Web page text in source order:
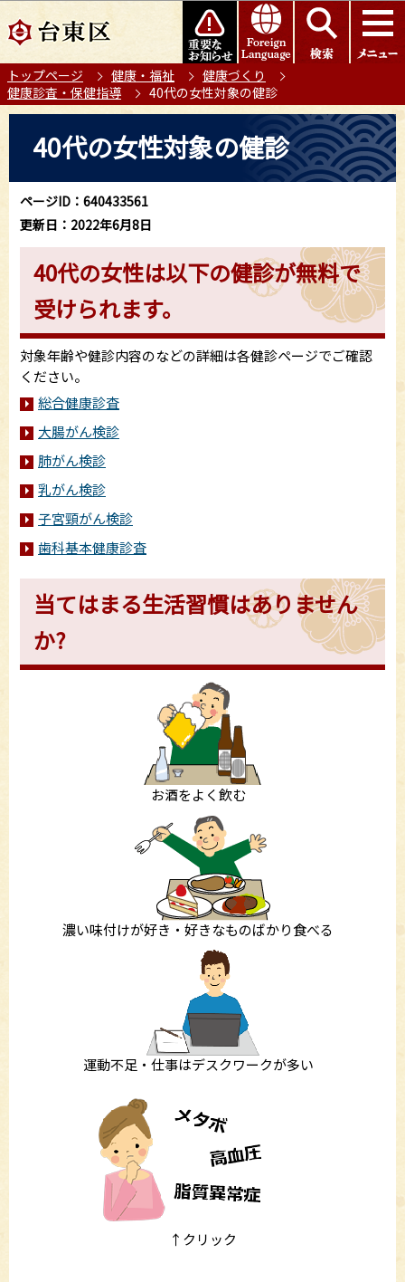
の
ー
ジ
このページの本文へ移動
トップページ 健康・福祉
健康づくり
健康診査・保健指導
40代の女性対象の健診
か
40代の女性対象の健診
ページID：640433561
更新日：2022年6月8日
40代の女性は以下の健診が無料で
受けられます。
対象年齢や健診内容のなどの詳細は各健診ページでご確認
ください。
総合健康診査
大腸がん検診
肺がん検診
乳がん検診
子宮頸がん検診
歯科基本健康診査
当てはまる生活習慣はありません
か?
お酒をよく飲む
濃い味付けが好き・好きなものばかり食べる
運動不足・仕事はデスクワークが多い
↑クリック